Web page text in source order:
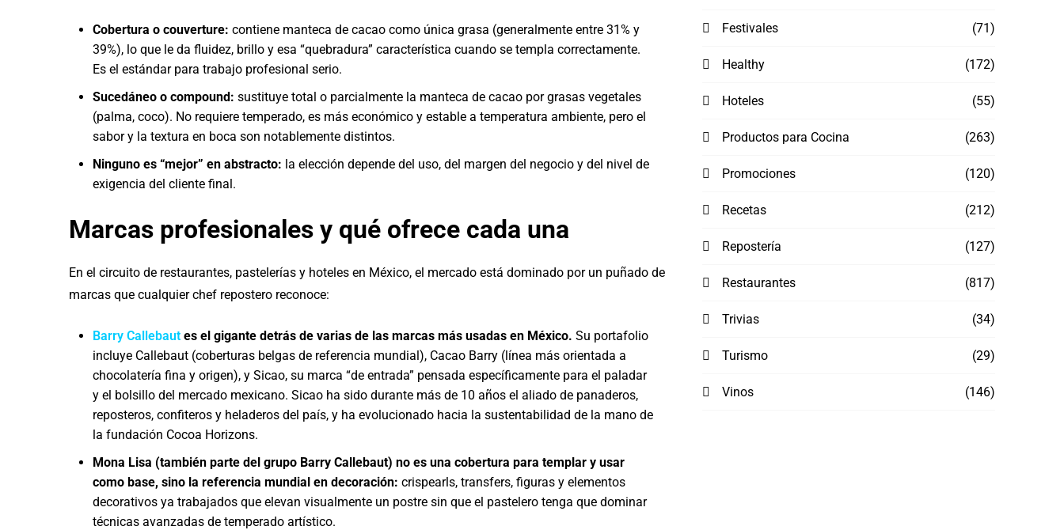
Cobertura o couverture: contiene manteca de cacao como única grasa (generalmente entre 31% y
39%), lo que le da fluidez, brillo y esa “quebradura” característica cuando se templa correctamente.
Es el estándar para trabajo profesional serio.
Sucedáneo o compound: sustituye total o parcialmente la manteca de cacao por grasas vegetales
(palma, coco). No requiere temperado, es más económico y estable a temperatura ambiente, pero el
sabor y la textura en boca son notablemente distintos.
Ninguno es “mejor” en abstracto: la elección depende del uso, del margen del negocio y del nivel de
exigencia del cliente final.
Marcas profesionales y qué ofrece cada una
En el circuito de restaurantes, pastelerías y hoteles en México, el mercado está dominado por un puñado de
marcas que cualquier chef repostero reconoce:
Barry Callebaut es el gigante detrás de varias de las marcas más usadas en México. Su portafolio
incluye Callebaut (coberturas belgas de referencia mundial), Cacao Barry (línea más orientada a
chocolatería fina y origen), y Sicao, su marca “de entrada” pensada específicamente para el paladar
y el bolsillo del mercado mexicano. Sicao ha sido durante más de 10 años el aliado de panaderos,
reposteros, confiteros y heladeros del país, y ha evolucionado hacia la sustentabilidad de la mano de
la fundación Cocoa Horizons.
Mona Lisa (también parte del grupo Barry Callebaut) no es una cobertura para templar y usar
como base, sino la referencia mundial en decoración: crispearls, transfers, figuras y elementos
decorativos ya trabajados que elevan visualmente un postre sin que el pastelero tenga que dominar
técnicas avanzadas de temperado artístico.
Festivales (71)
Healthy (172)
Hoteles (55)
Productos para Cocina (263)
Promociones (120)
Recetas (212)
Repostería (127)
Restaurantes (817)
Trivias (34)
Turismo (29)
Vinos (146)